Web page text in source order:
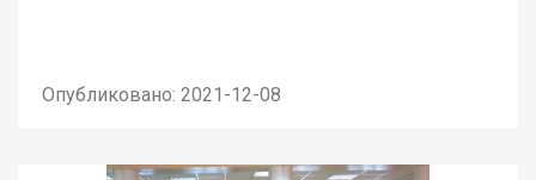
Опубликовано: 2021-12-08